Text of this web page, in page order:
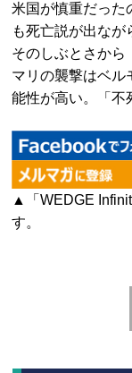
米国が慎重だった
も死亡説が出なが
そのしぶとさから
マリの襲撃はベル
能性が高い。「不
▲「WEDGE
す。